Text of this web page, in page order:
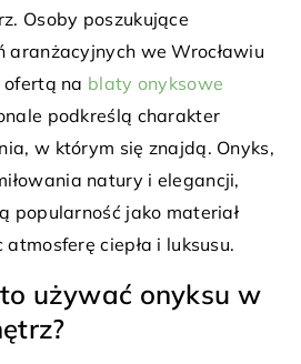
Osoby poszukujące
aranżacyjnych we Wrocławiu
ofertą na blaty onyksowe
podkreślą charakter
w którym się znajdą. Onyks,
natury i elegancji,
popularność jako materiał
ciepła i luksusu.
używać onyksu w